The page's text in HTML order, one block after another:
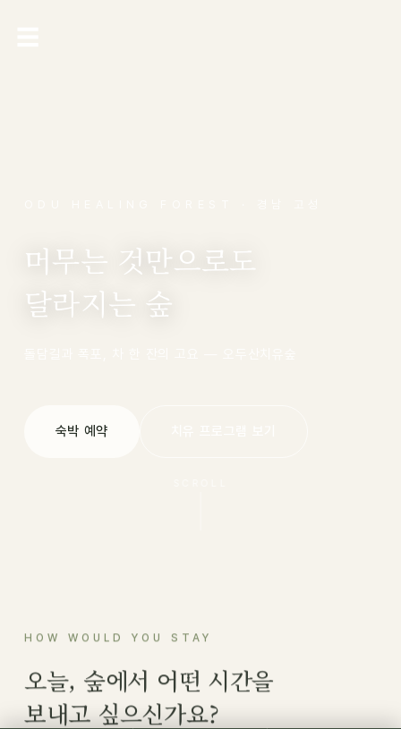
머무는 것만으로도
달라지는 숲
숙박 예약
HOW WOULD YOU STAY
오늘, 숲에서 어떤 시간을
보내고 싶으신가요?